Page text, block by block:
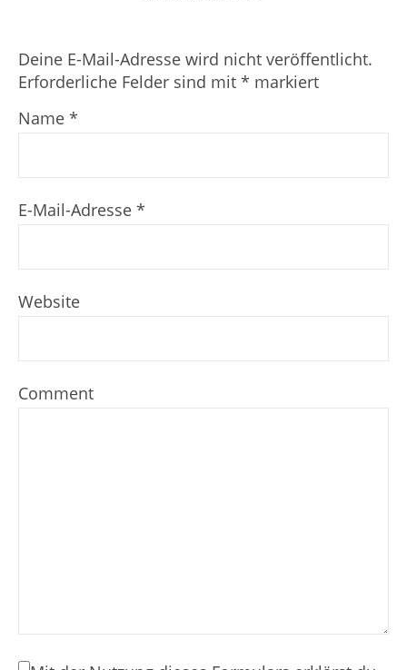
Deine E-Mail-Adresse wird nicht veröffentlicht.
Erforderliche Felder sind mit * markiert
Name *
E-Mail-Adresse *
Website
Comment